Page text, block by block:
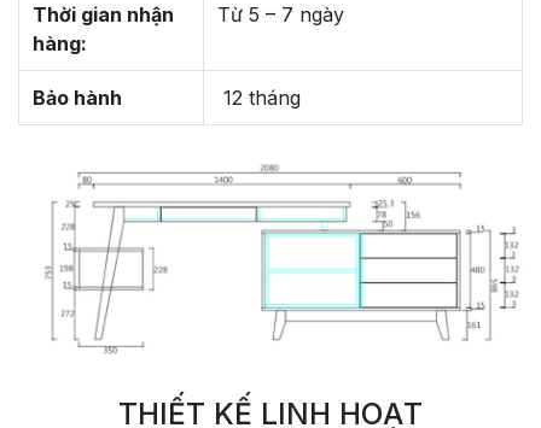
Thời gian nhận
hàng:
Từ 5 – 7 ngày
Bảo hành 12 tháng
THIẾT KẾ LINH HOẠT